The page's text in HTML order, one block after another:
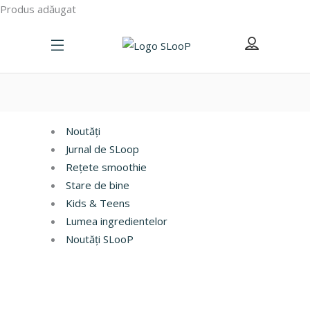
Produs adăugat
Noutăți
Jurnal de SLoop
Rețete smoothie
Stare de bine
Kids & Teens
Lumea ingredientelor
Noutăți SLooP